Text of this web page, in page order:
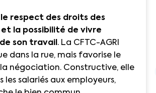
respect des droits des
la possibilité de vivre
son travail . La CFTC-AGRI
dans la rue, mais favorise le
négociation. Constructive, elle
les salariés aux employeurs,